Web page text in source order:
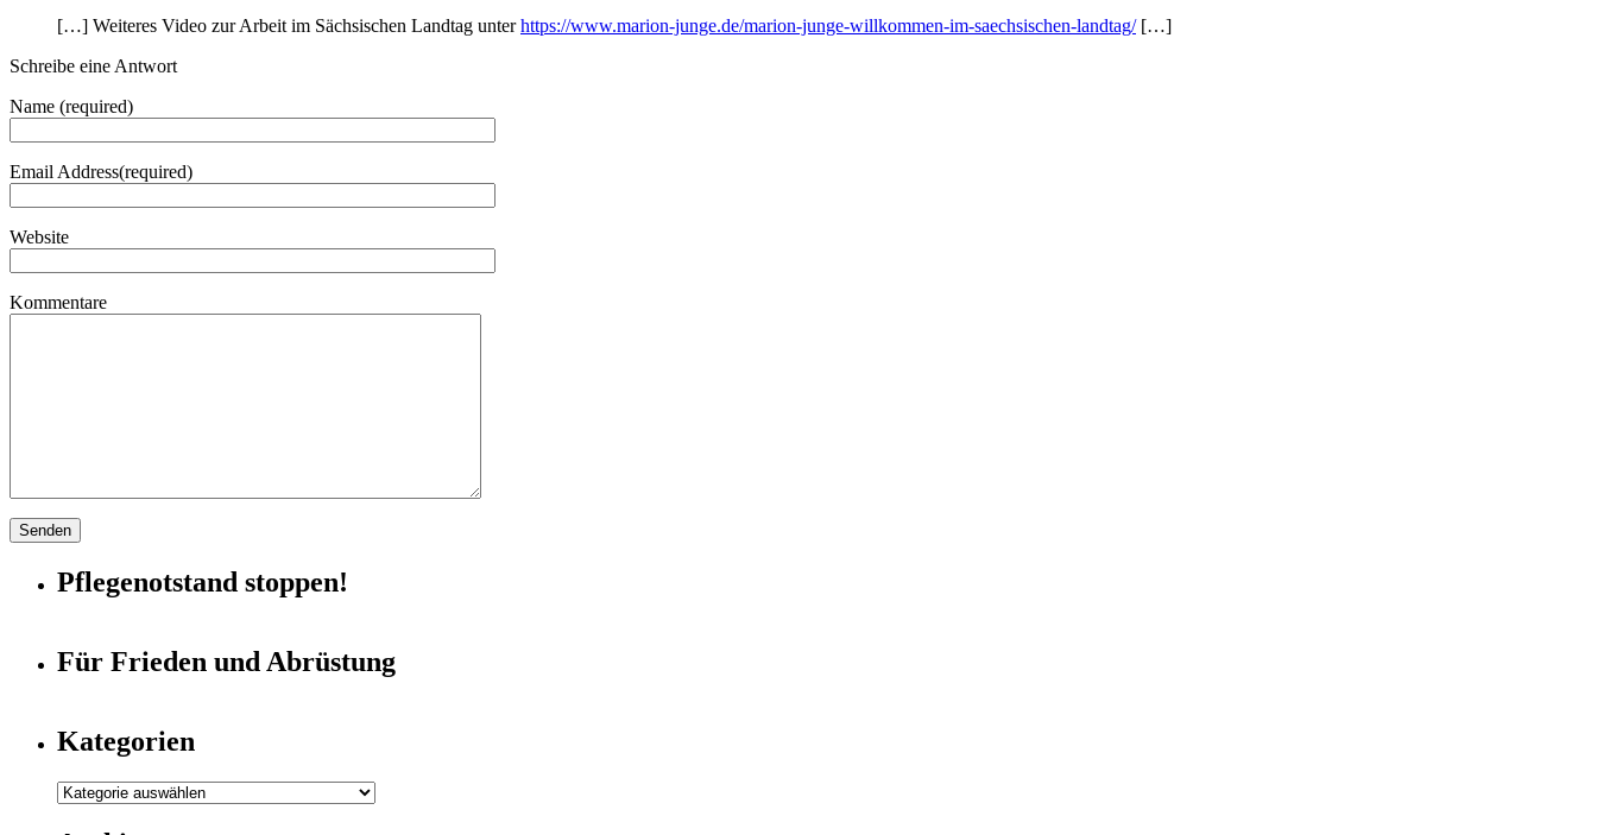
[…] Weiteres Video zur Arbeit im Sächsischen Landtag unterhttps://www.marion-junge.de/marion-junge-willkommen-im-saechsischen-landtag/[…]
Schreibe eine Antwort
Name (required)
Email Address(required)
Website
Kommentare
Pflegenotstand stoppen!
Für Frieden und Abrüstung
Kategorien